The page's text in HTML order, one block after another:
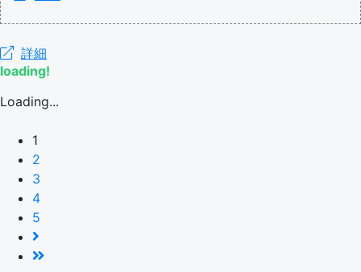
詳細
loading!
Loading...
1
2
3
4
5